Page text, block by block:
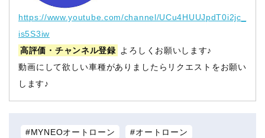
https://www.youtube.com/channel/UCu4HUUJpdT0i2jc_
is5S3iw
高評価・チャンネル登録 よろしくお願いします♪
動画にして欲しい車種がありましたらリクエストをお願い
します♪
MYNEOオートローン オートローン